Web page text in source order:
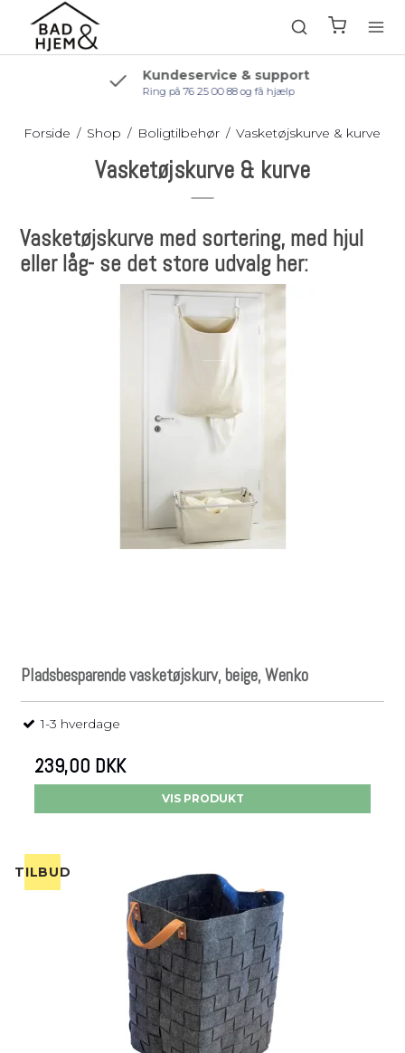
Kundeservice & support
Ring på 76 25 00 88 og få hjælp
Forside / Shop / Boligtilbehør / Vasketøjskurve & kurve
Vasketøjskurve & kurve
Vasketøjskurve med sortering, med hjul
eller låg- se det store udvalg her:
Pladsbesparende vasketøjskurv, beige, Wenko
1-3 hverdage
239,00 DKK
VIS PRODUKT
TILBUD